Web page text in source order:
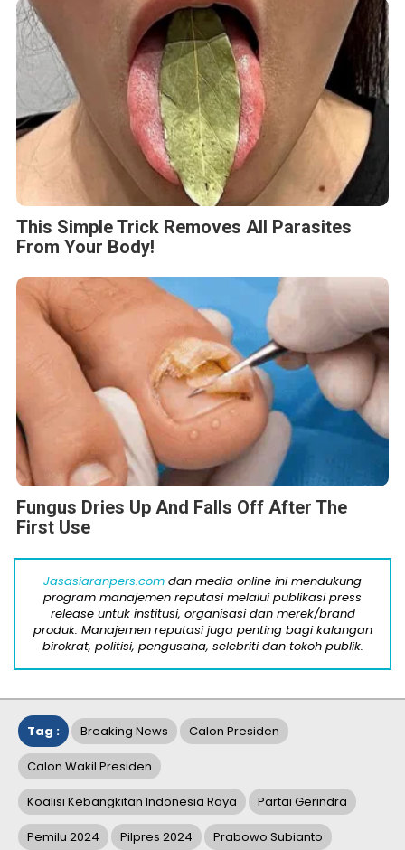
This Simple Trick Removes All Parasites
From Your Body!
Fungus Dries Up And Falls Off After The
First Use
Jasasiaranpers.com dan media online ini mendukung
program manajemen reputasi melalui publikasi press
release untuk institusi, organisasi dan merek/brand
produk. Manajemen reputasi juga penting bagi kalangan
birokrat, politisi, pengusaha, selebriti dan tokoh publik.
Tag : Breaking News Calon Presiden
Calon Wakil Presiden
Koalisi Kebangkitan Indonesia Raya Partai Gerindra
Pemilu 2024 Pilpres 2024 Prabowo Subianto